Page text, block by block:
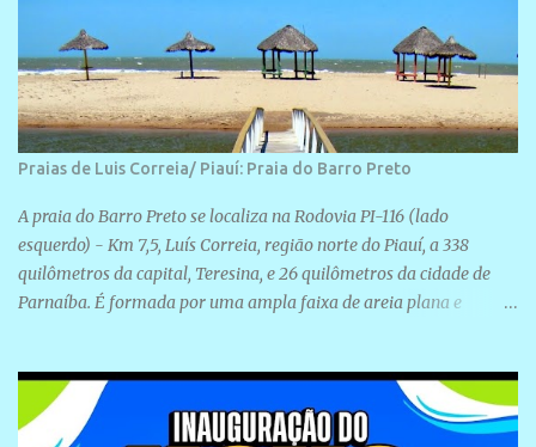
Praias de Luis Correia/ Piauí: Praia do Barro Preto
A praia do Barro Preto se localiza na Rodovia PI-116 (lado
esquerdo) - Km 7,5, Luís Correia, região norte do Piauí, a 338
quilômetros da capital, Teresina, e 26 quilômetros da cidade de
Parnaíba. É formada por uma ampla faixa de areia plana e
devido ao extensivo molhe de pedras que não chegam a 2 metros
de altura, não apresentando dunas em seu espaço geográfico. Não